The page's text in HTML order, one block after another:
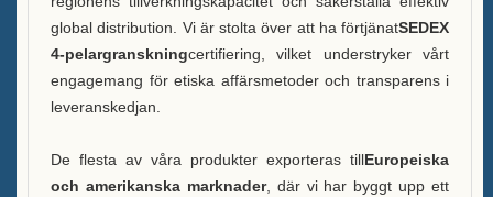
global distribution. Vi är stolta över att ha förtjänatSEDEX
4-pelargranskningcertifiering, vilket understryker vårt
engagemang för etiska affärsmetoder och transparens i
leveranskedjan.
De flesta av våra produkter exporteras tillEuropeiska
och amerikanska marknader, där vi har byggt upp ett